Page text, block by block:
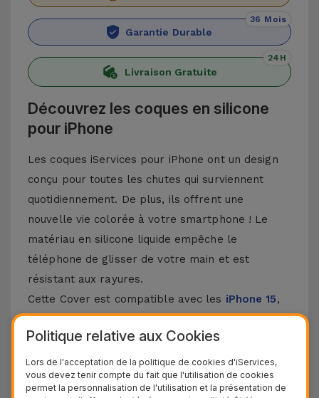
Garantie Durable
36 Mois
Livraison Gratuite
24H
Découvrez les coques en silicone
pour iPhone
Les coques iServices pour iPhone ont un design
conçu pour toutes les chutes qui surviennent
quotidiennement. De plus, ils offrent une
nouvelle vie colorée à votre smartphone ! Le
matériau en silicone liquide empêche le
téléphone de glisser de votre main et est
résistant aux rayures.
Cette Cover est compatible avec les iPhone 15,
14, 13, 12, entre autres, ainsi qu'avec le modèle le
plus populaire d'Apple, l'iPhone 16et
Protection à 3 couches avec coques en
silicone
Politique relative aux Cookies
Lors de l'acceptation de la politique de cookies d'iServices,
vous devez tenir compte du fait que l'utilisation de cookies
permet la personnalisation de l'utilisation et la présentation de